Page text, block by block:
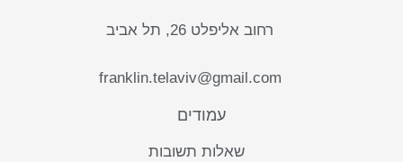
רחוב אליפלט 26, תל אביב
franklin.telaviv@gmail.com
עמודים
שאלות תשובות